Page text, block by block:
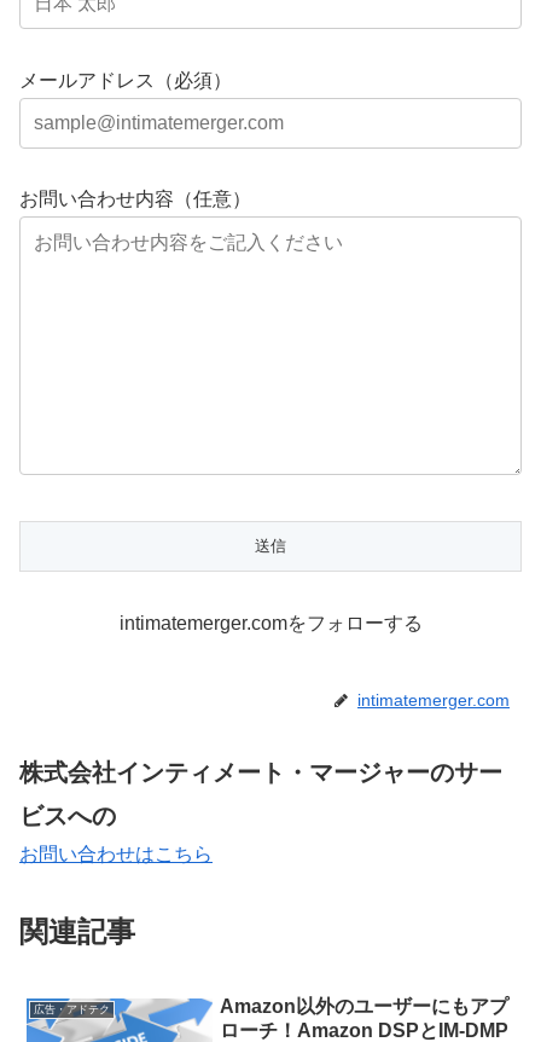
メールアドレス（必須）
お問い合わせ内容（任意）
intimatemerger.comをフォローする
intimatemerger.com
株式会社インティメート・マージャーのサー
ビスへの
お問い合わせはこちら
関連記事
広告・アドテク
Amazon以外のユーザーにもアプ
ローチ！Amazon DSPとIM-DMP